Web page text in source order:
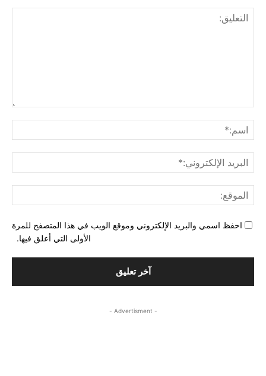
احفظ اسمي والبريد الإلكتروني وموقع الويب في هذا المتصفح للمرة
الأولى التي أعلق فيها.
- Advertisment -